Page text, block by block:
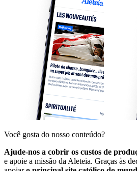
Você gosta do nosso conteúdo?
Ajude-nos a cobrir os custos de
e apoie a missão da Aleteia. Graças às